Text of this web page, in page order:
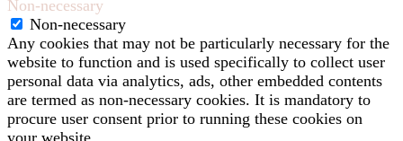
Non-necessary
Non-necessary
Any cookies that may not be particularly necessary for the
website to function and is used specifically to collect user
personal data via analytics, ads, other embedded contents
are termed as non-necessary cookies. It is mandatory to
procure user consent prior to running these cookies on